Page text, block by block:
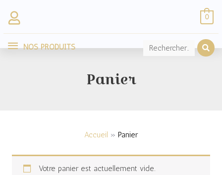
contenu
NOS
NOS PRODUITS
0
Panier
Accueil Panier
Votre panier est actuellement vide.